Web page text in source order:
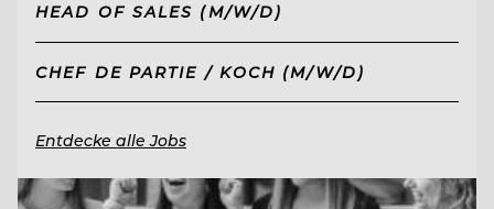
HEAD OF SALES (M/W/D)
CHEF DE PARTIE / KOCH (M/W/D)
Entdecke alle Jobs